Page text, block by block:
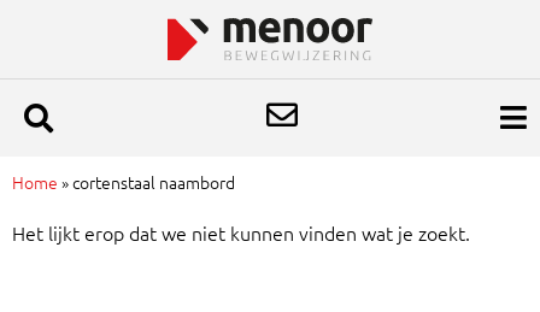
Home »cortenstaal naambord
Het lijkt erop dat we niet kunnen vinden wat je zoekt.